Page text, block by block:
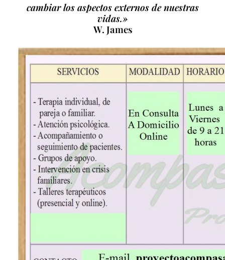
cambiar los aspectos externos denuestras
vidas.»
W. James